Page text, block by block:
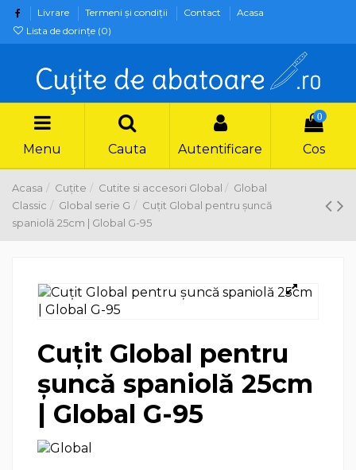
Livrare Termeni şi condiţii Contact
Acasa
Lista de dorințe (0)
Menu Cauta Autentificare
0
Cos
Acasa Cuțite Cutite si accesori Global
Global
Classic
Global serie G
Cuțit Global pentru șuncă
spaniolă 25cm | Global G-95
Cuțit Global pentru
șuncă spaniolă 25cm
| Global G-95